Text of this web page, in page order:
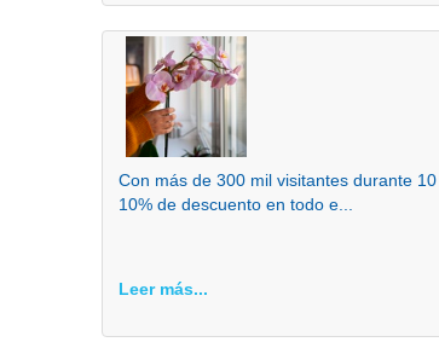
Con más de 300 mil visitantes durante
10% de descuento en todo e...
Leer más...